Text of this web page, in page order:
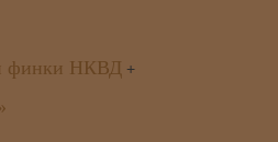
финки НКВД +